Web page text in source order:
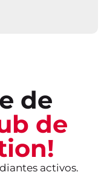
de
de
activos.